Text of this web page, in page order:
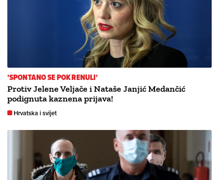
'SPONTANO SE POKRENULI'
Protiv Jelene Veljače i Nataše Janjić Medančić
podignuta kaznena prijava!
Hrvatska i svijet